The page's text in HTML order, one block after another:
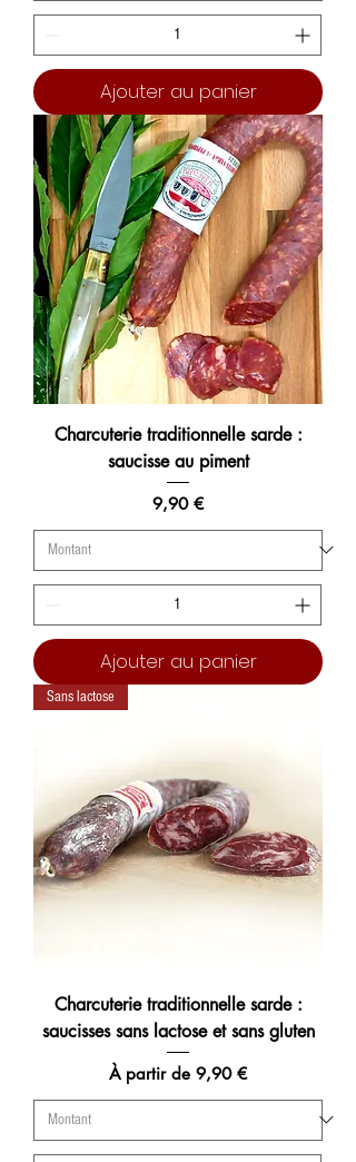
Ajouter au panier
Charcuterie traditionnelle sarde :
saucisse au piment
Prix
9,90 €
Ajouter au panier
Sans lactose
Charcuterie traditionnelle sarde :
saucisses sans lactose et sans gluten
À partir de 9,90 €
Prix promotionnel